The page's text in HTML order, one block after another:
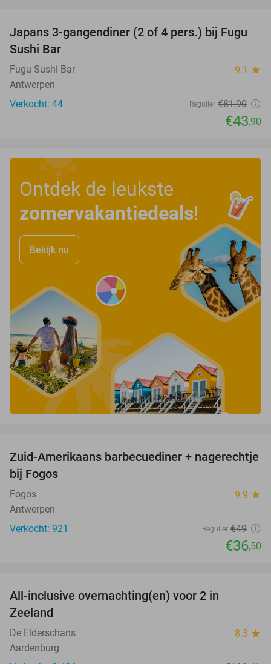
46%
Japans 3-gangendiner (2 of 4 pers.) bij Fugu
Sushi Bar
Fugu Sushi Bar 9.1 star
Antwerpen
Verkocht: 44
Regulier €81,90
€43,90
Ontdek de leukste
zomervakantiedeals!
Bekijk nu
26%
Zuid-Amerikaans barbecuediner + nagerechtje
bij Fogos
Fogos 9.9 star
Antwerpen
Verkocht: 921
Regulier €49
€36,50
All-inclusive overnachting(en) voor 2 in
Zeeland
De Elderschans 8.3 star
Aardenburg